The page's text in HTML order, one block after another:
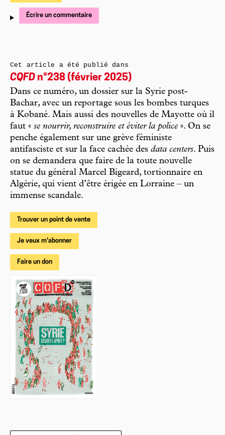
Écrire un commentaire
Cet article a été publié dans
CQFD n°238 (février 2025)
Dans ce numéro, un dossier sur la Syrie post-
Bachar, avec un reportage sous les bombes turques
à Kobané. Mais aussi des nouvelles de Mayotte où il
faut « se nourrir, reconstruire et éviter la police ». On se
penche également sur une grève féministe
antifasciste et sur la face cachée des data centers. Puis
on se demandera que faire de la toute nouvelle
statue du général Marcel Bigeard, tortionnaire en
Algérie, qui vient d’être érigée en Lorraine – un
immense scandale.
Trouver un point de vente
Je veux m'abonner
Faire un don